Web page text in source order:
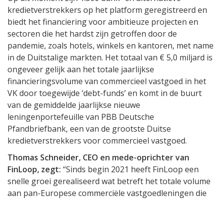
kredietverstrekkers op het platform geregistreerd en
biedt het financiering voor ambitieuze projecten en
sectoren die het hardst zijn getroffen door de
pandemie, zoals hotels, winkels en kantoren, met name
in de Duitstalige markten. Het totaal van € 5,0 miljard is
ongeveer gelijk aan het totale jaarlijkse
financieringsvolume van commercieel vastgoed in het
VK door toegewijde ‘debt-funds’ en komt in de buurt
van de gemiddelde jaarlijkse nieuwe
leningenportefeuille van PBB Deutsche
Pfandbriefbank, een van de grootste Duitse
kredietverstrekkers voor commercieel vastgoed.
Thomas Schneider, CEO en mede-oprichter van
FinLoop, zegt: “Sinds begin 2021 heeft FinLoop een
snelle groei gerealiseerd wat betreft het totale volume
aan pan-Europese commerciële vastgoedleningen die